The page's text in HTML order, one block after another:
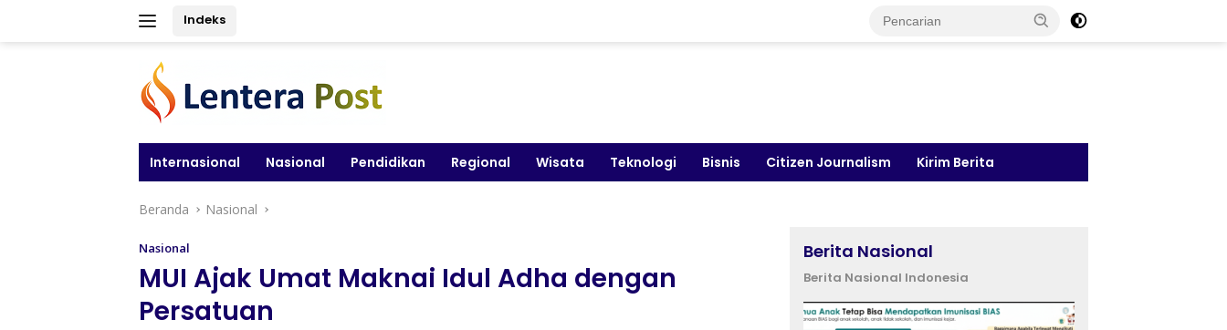
Indeks
Internasional Nasional Pendidikan Regional Wisata Teknologi Bisnis Citizen Journalism Kirim Berita
Beranda Nasional
Nasional
MUI Ajak Umat Maknai Idul Adha dengan
Persatuan
Berita Nasional
Berita Nasional Indonesia